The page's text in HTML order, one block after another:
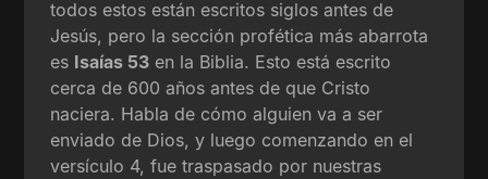
todos estos están escritos siglos antes de
Jesús, pero la sección profética más abarrota
es Isaías 53 en la Biblia. Esto está escrito
cerca de 600 años antes de que Cristo
naciera. Habla de cómo alguien va a ser
enviado de Dios, y luego comenzando en el
versículo 4, fue traspasado por nuestras